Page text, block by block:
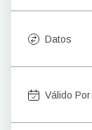
Datos
Válido Por